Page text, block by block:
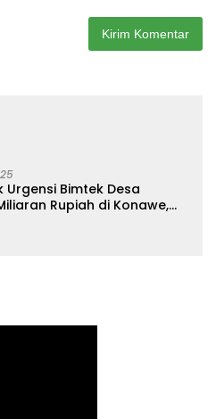
Urgensi Bimtek Desa
Rupiah di Konawe,